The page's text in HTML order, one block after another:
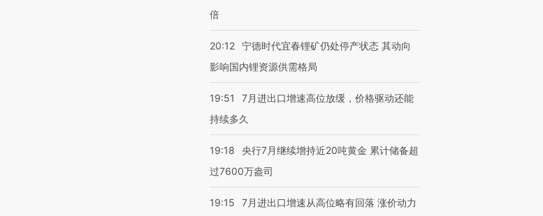
倍
20:12 宁德时代宜春锂矿仍处停产状态 其动向
影响国内锂资源供需格局
19:51
7月进出口增速高位放缓，价格驱动还能
持续多久
19:18
央行7月继续增持近20吨黄金 累计储备超
过7600万盎司
19:15
7月进出口增速从高位略有回落 涨价动力